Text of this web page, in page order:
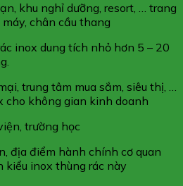
khu nghỉ dưỡng, resort, … trang
chân cầu thang
inox dung tích nhỏ hơn 5 – 20
trung tâm mua sắm, siêu thị, …
cho không gian kinh doanh
trường học
địa điểm hành chính cơ quan
kiểu inox thùng rác này